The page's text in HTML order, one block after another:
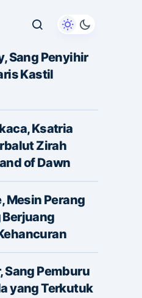
Sang Penyihir
Kastil
Ksatria
Zirah
of Dawn
Mesin Perang
Berjuang
Sang Pemburu
yang Terkutuk